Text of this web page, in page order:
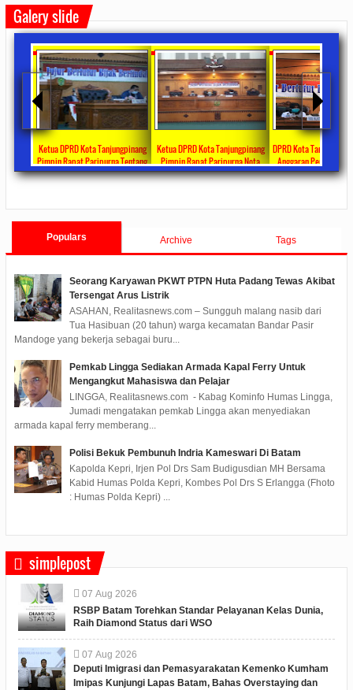
Galery slide
DTKS
Ketua DPRD Kota Tanjungpinang
Pimpin Rapat Paripurna Tentang
Jawaban Pandangan Umum Fraksi-
Ketua DPRD Kota Tanjungpinang
Pimpin Rapat Paripurna Nota
Pengantar LKPJ Walikota
DPRD Kota
Anggaran Penanganan
Tahun 2020 Sebesar
Populars Archive Tags
Seorang Karyawan PKWT PTPN Huta Padang Tewas Akibat
Tersengat Arus Listrik
ASAHAN, Realitasnews.com – Sungguh malang nasib dari
Tua Hasibuan (20 tahun) warga kecamatan Bandar Pasir
Mandoge yang bekerja sebagai buru...
Pemkab Lingga Sediakan Armada Kapal Ferry Untuk
Mengangkut Mahasiswa dan Pelajar
LINGGA, Realitasnews.com - Kabag Kominfo Humas Lingga,
Jumadi mengatakan pemkab Lingga akan menyediakan
armada kapal ferry memberang...
Polisi Bekuk Pembunuh Indria Kameswari Di Batam
Kapolda Kepri, Irjen Pol Drs Sam Budigusdian MH Bersama
Kabid Humas Polda Kepri, Kombes Pol Drs S Erlangga (Fhoto
: Humas Polda Kepri) ...
simplepost
07 Aug 2026
RSBP Batam Torehkan Standar Pelayanan Kelas Dunia,
Raih Diamond Status dari WSO
07 Aug 2026
Deputi Imigrasi dan Pemasyarakatan Kemenko Kumham
Imipas Kunjungi Lapas Batam, Bahas Overstaying dan